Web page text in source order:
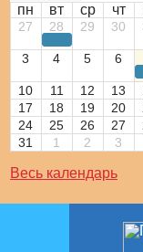
пн вт ср чт
27 28 29 30
3 4 5 6
10 11 12 13
17
18 19 20
24
25 26 27
31
1 2 3
Весь календарь